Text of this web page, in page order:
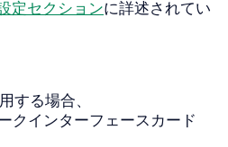
定セクションに詳述されてい
する場合、
クインターフェースカード